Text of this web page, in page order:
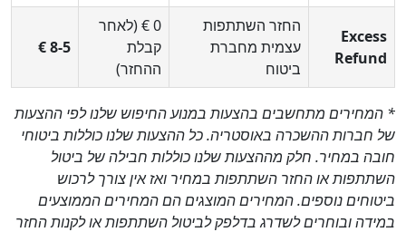
החזר השתתפות
עצמית מחברת
ביטוח
0 € (לאחר
קבלת
ההחזר)
מתחשבים בהצעות במנוע החיפוש שלנו לפי ההצעות
ההשכרה באוסטריה. כל ההצעות שלנו כוללות ביטוחי
במחיר. חלק מההצעות שלנו כוללות חבילה של ביטול
או החזר השתתפות במחיר ואז אין צורך לרכוש
נוספים. המחירים המוצגים הם המחירים הממוצעים
ובוחרים לשדרג בדלפק לביטול השתתפות או לקנות החזר